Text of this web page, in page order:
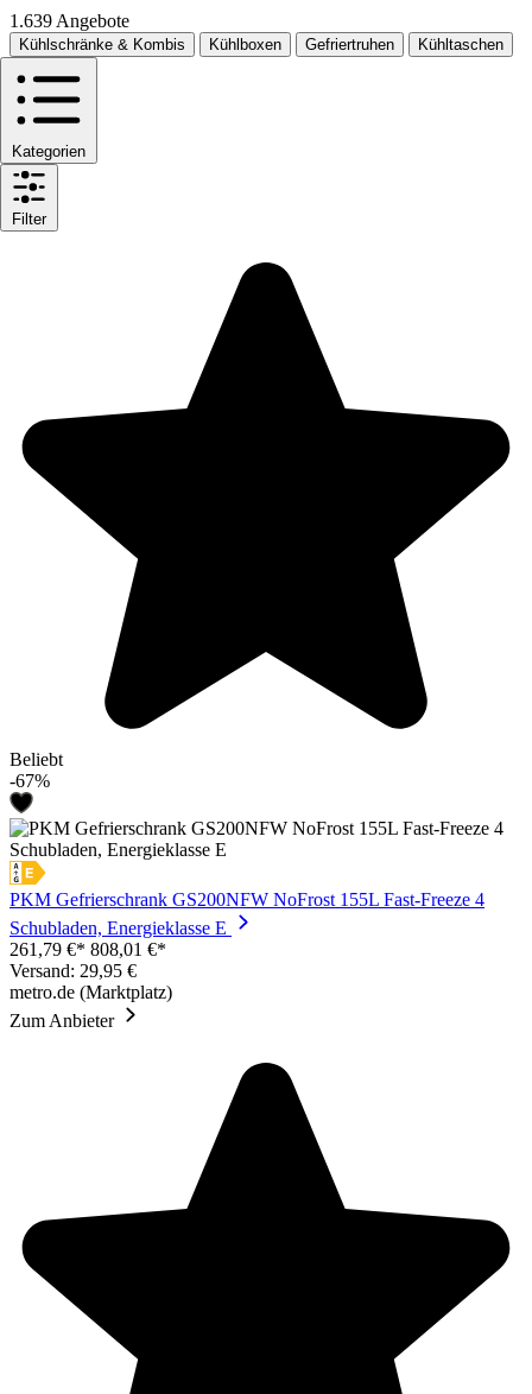
1.639 Angebote
Kühlschränke & Kombis Kühlboxen Gefriertruhen Kühltaschen
Kategorien
Filter
Beliebt
-67%
PKM Gefrierschrank GS200NFW NoFrost 155L Fast-Freeze 4
Schubladen, Energieklasse E
261,79 €* 808,01 €*
Versand: 29,95 €
metro.de (Marktplatz)
Zum Anbieter